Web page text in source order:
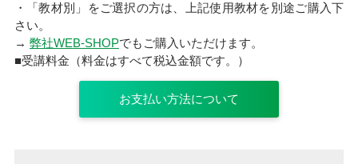
・「教材別」をご選択の方は、上記使用教材を別途ご購入下
さい。
→ 弊社WEB-SHOPでもご購入いただけます。
■受講料金（料金はすべて税込金額です。）
お支払い方法について